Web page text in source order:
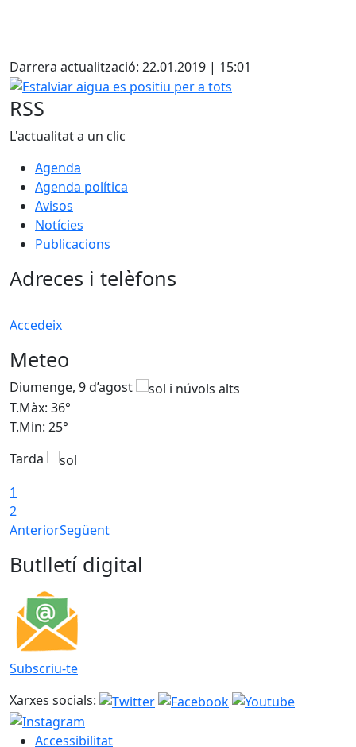
Darrera actualització: 22.01.2019 | 15:01
Estalviar aigua es positiu per a tots
RSS
L'actualitat a un clic
Agenda
Agenda política
Avisos
Notícies
Publicacions
Adreces i telèfons
Accedeix
Meteo
Diumenge, 9 d’agost
T.Màx: 36°
T.Min: 25°
Tarda
1
2
AnteriorSegüent
Butlletí digital
Subscriu-te
Xarxes socials:
Accessibilitat